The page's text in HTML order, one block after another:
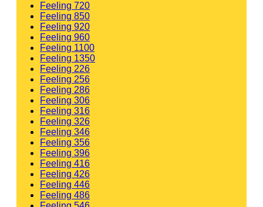
Feeling 720
Feeling 850
Feeling 920
Feeling 960
Feeling 1100
Feeling 1350
Feeling 226
Feeling 256
Feeling 286
Feeling 306
Feeling 316
Feeling 326
Feeling 346
Feeling 356
Feeling 396
Feeling 416
Feeling 426
Feeling 446
Feeling 486